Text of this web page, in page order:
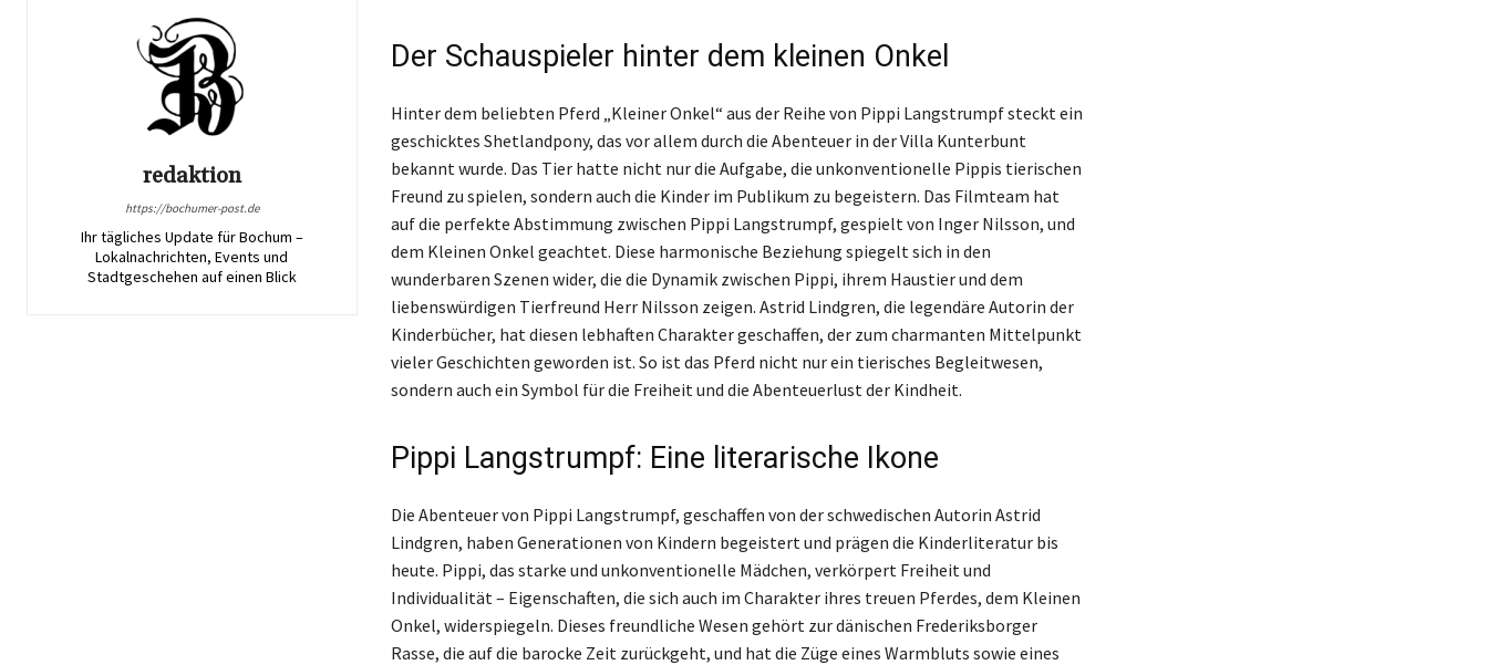
redaktion
https://bochumer-post.de
Ihr tägliches Update für Bochum –
Lokalnachrichten, Events und
Stadtgeschehen auf einen Blick
Der Schauspieler hinter dem kleinen Onkel
Hinter dem beliebten Pferd „Kleiner Onkel“ aus der Reihe von Pippi Langstrumpf steckt ein
geschicktes Shetlandpony, das vor allem durch die Abenteuer in der Villa Kunterbunt
bekannt wurde. Das Tier hatte nicht nur die Aufgabe, die unkonventionelle Pippis tierischen
Freund zu spielen, sondern auch die Kinder im Publikum zu begeistern. Das Filmteam hat
auf die perfekte Abstimmung zwischen Pippi Langstrumpf, gespielt von Inger Nilsson, und
dem Kleinen Onkel geachtet. Diese harmonische Beziehung spiegelt sich in den
wunderbaren Szenen wider, die die Dynamik zwischen Pippi, ihrem Haustier und dem
liebenswürdigen Tierfreund Herr Nilsson zeigen. Astrid Lindgren, die legendäre Autorin der
Kinderbücher, hat diesen lebhaften Charakter geschaffen, der zum charmanten Mittelpunkt
vieler Geschichten geworden ist. So ist das Pferd nicht nur ein tierisches Begleitwesen,
sondern auch ein Symbol für die Freiheit und die Abenteuerlust der Kindheit.
Pippi Langstrumpf: Eine literarische Ikone
Die Abenteuer von Pippi Langstrumpf, geschaffen von der schwedischen Autorin Astrid
Lindgren, haben Generationen von Kindern begeistert und prägen die Kinderliteratur bis
heute. Pippi, das starke und unkonventionelle Mädchen, verkörpert Freiheit und
Individualität – Eigenschaften, die sich auch im Charakter ihres treuen Pferdes, dem Kleinen
Onkel, widerspiegeln. Dieses freundliche Wesen gehört zur dänischen Frederiksborger
Rasse, die auf die barocke Zeit zurückgeht, und hat die Züge eines Warmbluts sowie eines